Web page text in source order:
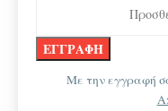
Με την εγγραφή